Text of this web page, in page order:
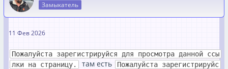
Замыкатель
11 Фев 2026
Пожалуйста зарегистрируйся для просмотра данной ссы
лки на страницу.
там есть
Пожалуйста зарегистрируйс